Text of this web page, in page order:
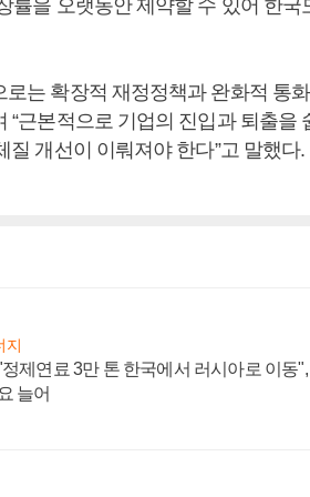
률을 오랫동안 제약할 수 있어 한국
는 확장적 재정정책과 완화적 통
“근본적으로 기업의 진입과 퇴출을
개선이 이뤄져야 한다”고 말했다
지
정제연료 3만 톤 한국에서 러시아로 이동
늘어